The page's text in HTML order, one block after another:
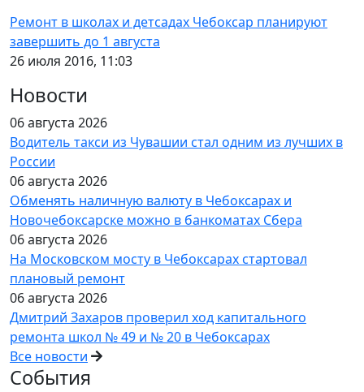
Ремонт в школах и детсадах Чебоксар планируют
завершить до 1 августа
26 июля 2016, 11:03
Новости
06 августа 2026
Водитель такси из Чувашии стал одним из лучших в
России
06 августа 2026
Обменять наличную валюту в Чебоксарах и
Новочебоксарске можно в банкоматах Сбера
06 августа 2026
На Московском мосту в Чебоксарах стартовал
плановый ремонт
06 августа 2026
Дмитрий Захаров проверил ход капитального
ремонта школ № 49 и № 20 в Чебоксарах
Все новости
События